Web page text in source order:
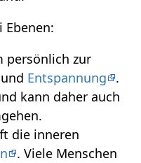
Ebenen:
persönlich zur
und Entspannung
.
kann daher auch
die inneren
. Viele Menschen